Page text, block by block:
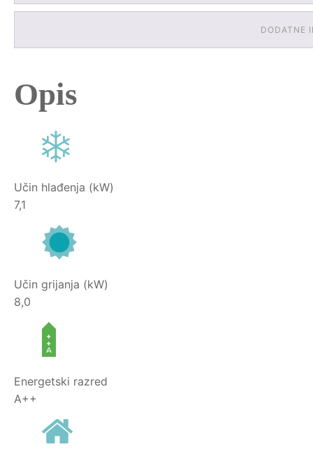
DODATNE
Opis
Učin hlađenja (kW)
7,1
Učin grijanja (kW)
8,0
Energetski razred
A++